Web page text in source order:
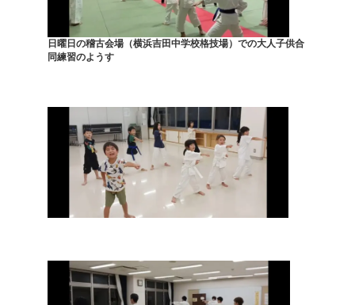
日曜日の稽古会場（横浜吉田中学校格技場）での大人子供合
同練習のようす